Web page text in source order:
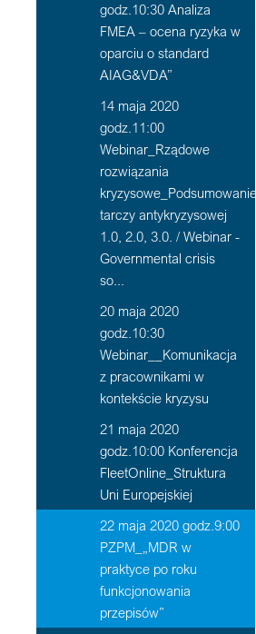
godz.10:30 Analiza
FMEA – ocena ryzyka w
oparciu o standard
AIAG&VDA”
14 maja 2020
godz.11:00
Webinar_Rządowe
rozwiązania
kryzysowe_Podsumowanie
tarczy antykryzysowej
1.0, 2.0, 3.0. / Webinar -
Governmental crisis
so...
20 maja 2020
godz.10:30
Webinar__Komunikacja
z pracownikami w
kontekście kryzysu
21 maja 2020
godz.10:00 Konferencja
FleetOnline_Struktura
Uni Europejskiej
22 maja 2020 godz.9:00
PZPM_„MDR w
praktyce po roku
funkcjonowania
przepisów”